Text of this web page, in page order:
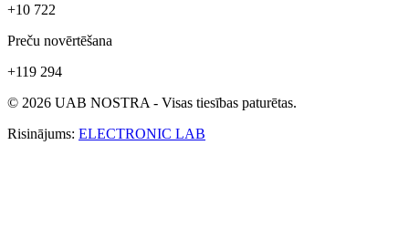
+10 722
Preču novērtēšana
+119 294
© 2026 UAB NOSTRA - Visas tiesības paturētas.
Risinājums: ELECTRONIC LAB